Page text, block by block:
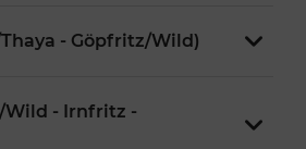
- Göpfritz/Wild)
Wild - Irnfritz -